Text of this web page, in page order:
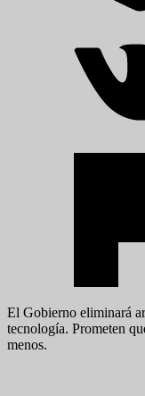
El Gobierno eliminará
tecnología. Prometen
menos.